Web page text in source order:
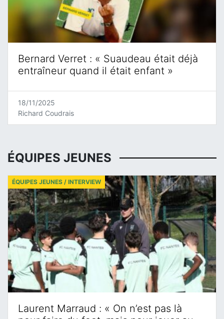
Bernard Verret : « Suaudeau était déjà
entraîneur quand il était enfant »
18/11/2025
Richard Coudrais
ÉQUIPES JEUNES
Laurent Marraud : « On n’est pas là
ÉQUIPES JEUNES / INTERVIEW